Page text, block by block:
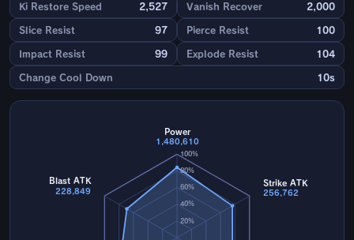
Ki Restore Speed 2,527 Vanish Recover 2,000
Slice Resist 97 Pierce Resist 100
Impact Resist 99 Explode Resist 104
Change Cool Down 10s
20%
40%
60%
80%
100%
Power
1,480,610
Strike ATK
256,762
Blast ATK
228,849